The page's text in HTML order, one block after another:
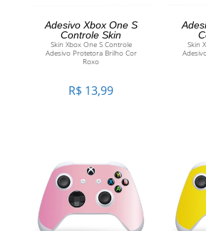
ADICIONAR AO
CARRINHO
Adesivo Xbox One S
Controle Skin
Skin Xbox One S Controle
Adesivo Protetora Brilho Cor
Roxo
R$ 13,99
Skin